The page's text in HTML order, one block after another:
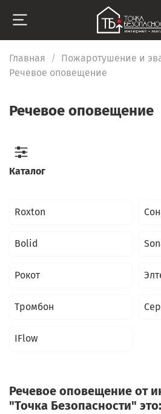
Главная
Пожаротушение и
Речевое оповещение
Речевое оповещение
Roxton
Bolid
Рокот
Тромбон
IFlow
Речевое оповещение от
"Точка Безопасности" это:
Каталог